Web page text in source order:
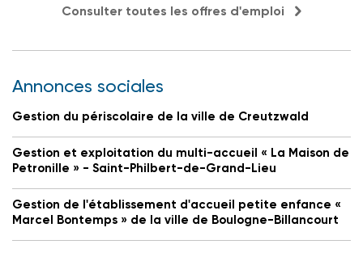
Consulter toutes les offres d'emploi
Annonces sociales
Gestion du périscolaire de la ville de Creutzwald
Gestion et exploitation du multi-accueil « La Maison de
Petronille » - Saint-Philbert-de-Grand-Lieu
Gestion de l'établissement d'accueil petite enfance «
Marcel Bontemps » de la ville de Boulogne-Billancourt